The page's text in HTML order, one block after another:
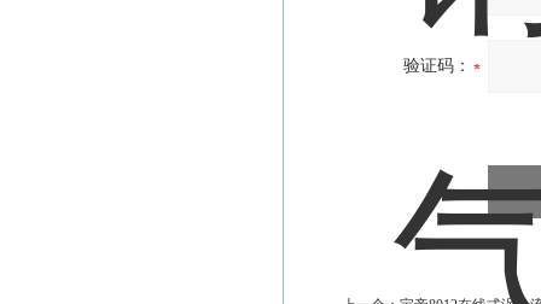
验证码：